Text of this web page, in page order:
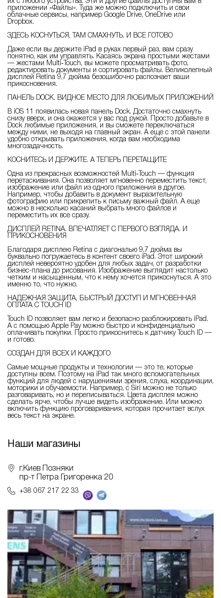
их с любого устройства. Эти и другие файлы доступны вам в
приложении «Файлы». Туда же можно подключить и свои
облачные сервисы, например Google Drive, OneDrive или
Dropbox.
ЗДЕСЬ КОСНУТЬСЯ, ТАМ СМАХНУТЬ. И ВСЕ ГОТОВО
Даже если вы держите iPad в руках первый раз, вам сразу
понятно, как им управлять. Касаясь экрана простыми жестами
— жестами Multi‑Touch, вы можете просматривать фото,
редактировать документы и сортировать файлы. Великолепный
дисплей Retina 9,7 дюйма безошибочно распознает ваши
прикосновения.
ПАНЕЛЬ DOCK. ВИДНОЕ МЕСТО ДЛЯ ЛЮБИМЫХ ПРИЛОЖЕНИЙ
В iOS 11 появилась новая панель Dock. Достаточно смахнуть
снизу вверх, и она окажется у вас под рукой. Просто добавьте в
Dock любимые приложения, и вы сможете переключаться
между ними, не выходя на главный экран. А еще с этой панели
удобно открывать приложения, когда вам необходима
многозадачность.
КОСНИТЕСЬ И ДЕРЖИТЕ. А ТЕПЕРЬ ПЕРЕТАЩИТЕ
Одна из прекрасных возможностей Multi‑Touch — функция
перетаскивания. Она позволяет мгновенно переместить текст,
изображение или файл из одного приложения в другое.
Например, чтобы добавить в документ выразительную
фотографию или прикрепить к письму важный файл. А еще
можно в несколько касаний выбрать много файлов и
переместить их все сразу.
ДИСПЛЕЙ RETINA. ВПЕЧАТЛЯЕТ С ПЕРВОГО ВЗГЛЯДА. И
ПРИКОСНОВЕНИЯ
Благодаря дисплею Retina с диагональю 9,7 дюйма вы
буквально погружаетесь в контент своего iPad. Этот широкий
дисплей невероятно удобен для любых задач, от разработки
бизнес-плана до рисования. Изображение выглядит настолько
четким и насыщенным, что к нему хочется прикоснуться. А это
именно то, что нужно.
НАДЕЖНАЯ ЗАЩИТА, БЫСТРЫЙ ДОСТУП И МГНОВЕННАЯ
ОПЛАТА С TOUCH ID
Touch ID позволяет вам легко и безопасно разблокировать iPad.
А с помощью Apple Pay можно быстро и конфиденциально
оплачивать покупки. Просто прикоснитесь к датчику Touch ID —
и готово.
СОЗДАН ДЛЯ ВСЕХ И КАЖДОГО
Самые мощные продукты и технологии — это те, которые
доступны всем. Поэтому на iPad так много вспомогательных
функций для людей с нарушениями зрения, слуха, координации,
моторики и обучаемости. Например, с Siri можно не только
разговаривать, но и переписываться. Цвета дисплея можно
сделать ярче, чтобы лучше видеть изображение. Или можно
включить функцию проговаривания, которая прочитает вслух
весь текст на экране.
Наши магазины
г.Киев Позняки
пр-т Петра Григоренка 20
+38 067 217 22 33